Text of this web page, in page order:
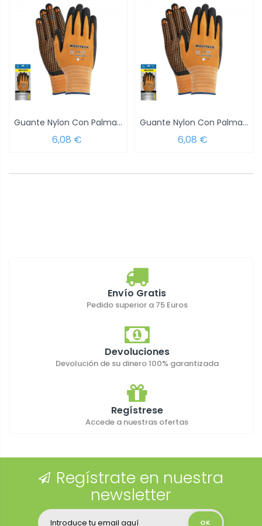
Guante Nylon Con Palma En Foam y Puntos...
6,08 €
Guante Nylon Con Palma En Foam y Puntos...
6,08 €
Envío Gratis
Pedido superior a 75 Euros
Devoluciones
Devolución de su dinero 100% garantizada
Regístrese
Accede a nuestras ofertas
Regístrate en nuestra
newsletter